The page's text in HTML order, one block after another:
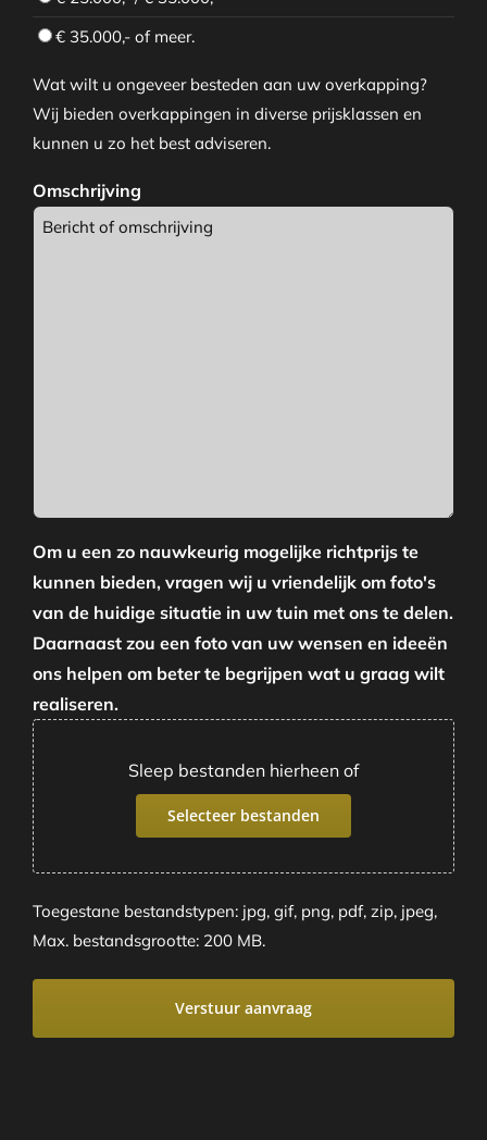
€ 35.000,- of meer.
Wat wilt u ongeveer besteden aan uw overkapping?
Wij bieden overkappingen in diverse prijsklassen en
kunnen u zo het best adviseren.
Omschrijving
Om u een zo nauwkeurig mogelijke richtprijs te
kunnen bieden, vragen wij u vriendelijk om foto's
van de huidige situatie in uw tuin met ons te delen.
Daarnaast zou een foto van uw wensen en ideeën
ons helpen om beter te begrijpen wat u graag wilt
realiseren.
Sleep bestanden hierheen of
Selecteer bestanden
Toegestane bestandstypen: jpg, gif, png, pdf, zip, jpeg,
Max. bestandsgrootte: 200 MB.